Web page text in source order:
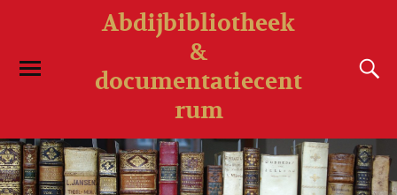
Abdijbibliotheek
&
documentatiecent
rum